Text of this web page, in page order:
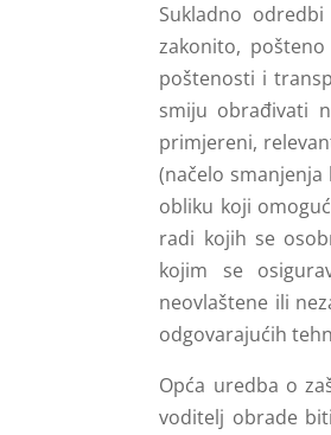
Sukladno
zakonito,
poštenosti i
smiju obrađivati
primjereni,
(načelo
obliku koji
radi kojih se
kojim se
neovlaštene ili
odgovarajućih
Opća uredba o
voditelj obrade